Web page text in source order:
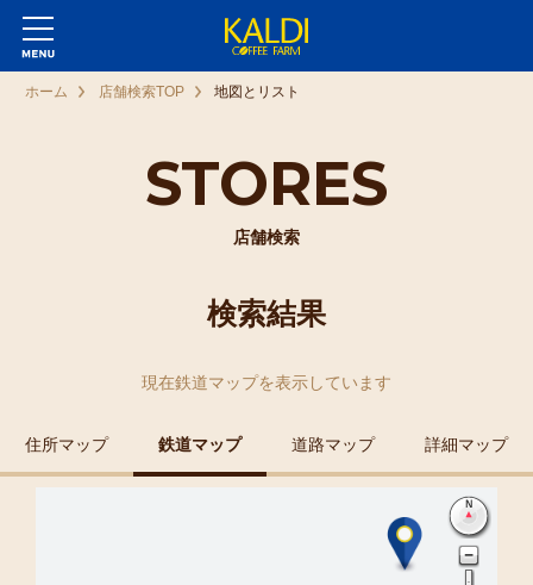
STORES
店舗検索
ホーム 店舗検索TOP 地図とリスト
検索結果
現在鉄道マップを表示しています
住所マップ 鉄道マップ 道路マップ 詳細マップ